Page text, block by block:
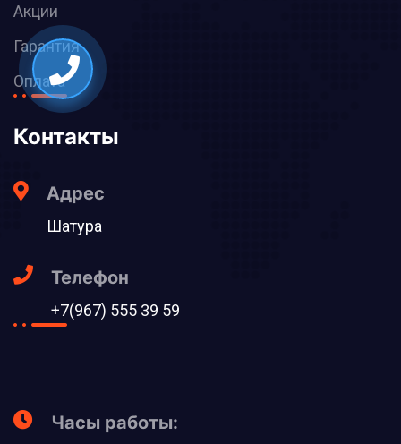
Акции
Гарантия
Оплата
Контакты
Адрес
Шатура
Телефон
+7(967) 555 39 59
Часы работы: